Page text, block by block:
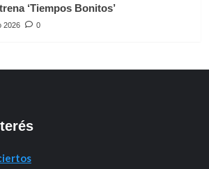
‘Tiempos Bonitos’
2026 0